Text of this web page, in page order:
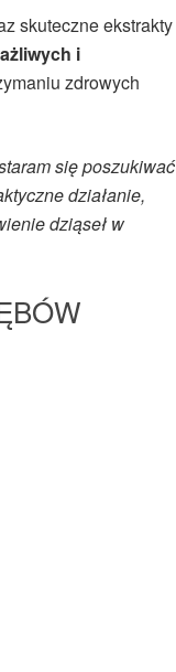
skuteczne ekstrakty
i
zdrowych
się poszukiwać
działanie,
dziąseł w